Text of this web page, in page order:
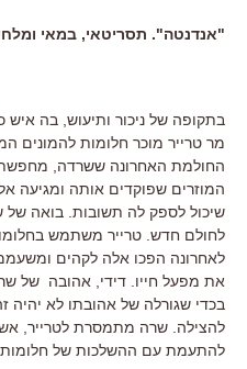
"אנדנטה". תסריטאי, במאי
בתקופה של ניכור ותיעוש, בה
מר טרייר מוכר חלומות להמונים
החולמת האחרונה ששרדה, מחפשת
המוזרים שפוקדים אותה ומגיעה
שיכול לספק לה תשובות. בואה
לחולם חדש. טרייר משתמש
לאחרונה הפכו אלה לקהים
את מפעל חייו. דידי, אהובה של
בכדי שגורלה של אהובתו לא יהיה
להצילה. שרה מתמסרת לטרייר,
להתעמת עם ההשלכות של